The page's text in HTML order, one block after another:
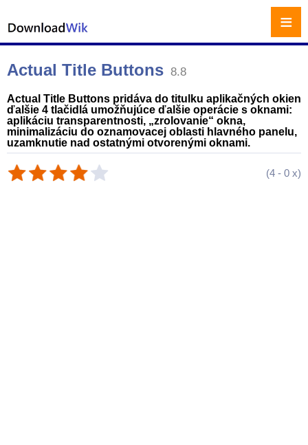
Actual Title Buttons 8.8
Actual Title Buttons pridáva do titulku aplikačných okien
ďalšie 4 tlačidlá umožňujúce ďalšie operácie s oknami:
aplikáciu transparentnosti, „zrolovanie“ okna,
minimalizáciu do oznamovacej oblasti hlavného panelu,
uzamknutie nad ostatnými otvorenými oknami.
(4 - 0 x)
≡